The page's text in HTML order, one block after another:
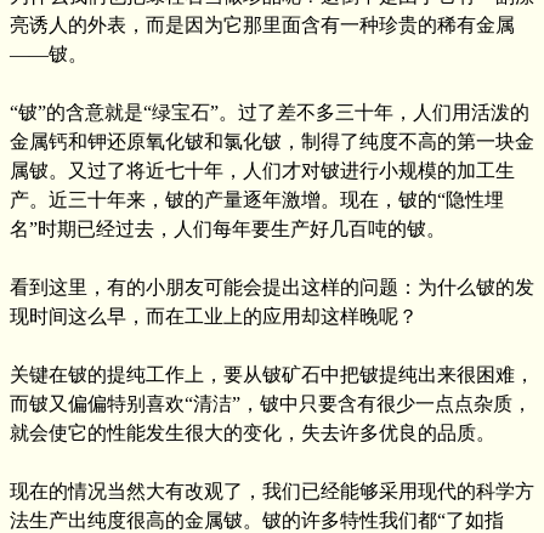
亮诱人的外表，而是因为它那里面含有一种珍贵的稀有金属
——铍。
“铍”的含意就是“绿宝石”。过了差不多三十年，人们用活泼的
金属钙和钾还原氧化铍和氯化铍，制得了纯度不高的第一块金
属铍。又过了将近七十年，人们才对铍进行小规模的加工生
产。近三十年来，铍的产量逐年激增。现在，铍的“隐性埋
名”时期已经过去，人们每年要生产好几百吨的铍。
看到这里，有的小朋友可能会提出这样的问题：为什么铍的发
现时间这么早，而在工业上的应用却这样晚呢？
关键在铍的提纯工作上，要从铍矿石中把铍提纯出来很困难，
而铍又偏偏特别喜欢“清洁”，铍中只要含有很少一点点杂质，
就会使它的性能发生很大的变化，失去许多优良的品质。
现在的情况当然大有改观了，我们已经能够采用现代的科学方
法生产出纯度很高的金属铍。铍的许多特性我们都“了如指